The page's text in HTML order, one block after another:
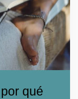
qué